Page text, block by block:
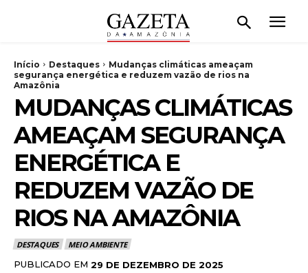
Início Destaques
Mudanças climáticas ameaçam
segurança energética e reduzem vazão de rios na
Amazônia
MUDANÇAS CLIMÁTICAS
AMEAÇAM SEGURANÇA
ENERGÉTICA E
REDUZEM VAZÃO DE
RIOS NA AMAZÔNIA
DESTAQUES MEIO AMBIENTE
PUBLICADO EM 29 DE DEZEMBRO DE 2025